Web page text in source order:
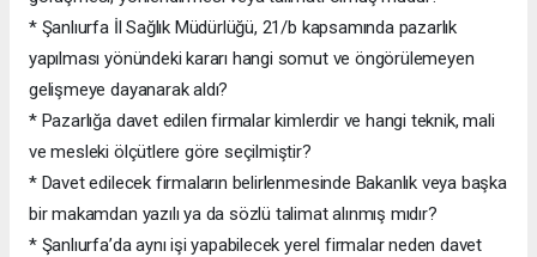
* Şanlıurfa İl Sağlık Müdürlüğü, 21/b kapsamında pazarlık
yapılması yönündeki kararı hangi somut ve öngörülemeyen
gelişmeye dayanarak aldı?
* Pazarlığa davet edilen firmalar kimlerdir ve hangi teknik, mali
ve mesleki ölçütlere göre seçilmiştir?
* Davet edilecek firmaların belirlenmesinde Bakanlık veya başka
bir makamdan yazılı ya da sözlü talimat alınmış mıdır?
* Şanlıurfa’da aynı işi yapabilecek yerel firmalar neden davet